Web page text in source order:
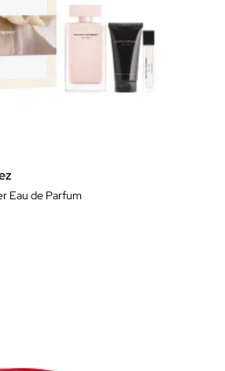
Eau de Parfum